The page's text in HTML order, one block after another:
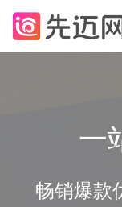
一
畅销爆款